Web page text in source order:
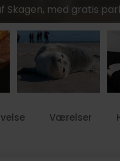
Skagen, med gratis
Værelser